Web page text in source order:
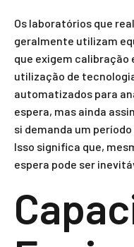
Os laboratórios que
geralmente utilizam
que exigem calibração
utilização de
automatizados para
espera, mas ainda
si demanda um
Isso significa que,
espera pode ser